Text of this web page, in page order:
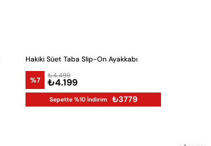
Hakiki Süet Taba Slip-On Ayakkabı
%7 ₺4.199
₺4.499
Sepette %10 İndirim ₺3779